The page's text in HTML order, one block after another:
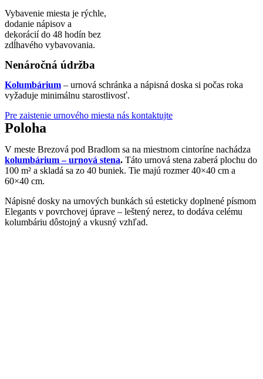
Vybavenie miesta je rýchle,
dodanie nápisov a
dekorácií do 48 hodín bez
zdĺhavého vybavovania.
Nenáročná údržba
Kolumbárium – urnová schránka a nápisná doska si počas roka
vyžaduje minimálnu starostlivosť.
Pre zaistenie urnového miesta nás kontaktujte
Poloha
V meste Brezová pod Bradlom sa na miestnom cintoríne nachádza
kolumbárium – urnová stena. Táto urnová stena zaberá plochu do
100 m² a skladá sa zo 40 buniek. Tie majú rozmer 40×40 cm a
60×40 cm.
Nápisné dosky na urnových bunkách sú esteticky doplnené písmom
Elegants v povrchovej úprave – leštený nerez, to dodáva celému
kolumbáriu dôstojný a vkusný vzhľad.